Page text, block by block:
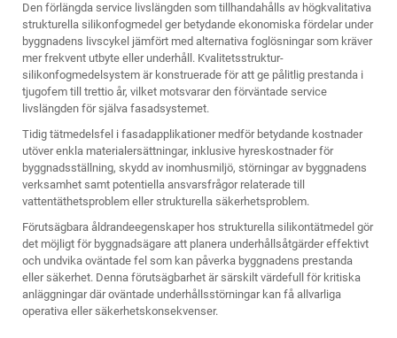
Den förlängda service livslängden som tillhandahålls av högkvalitativa
strukturella silikonfogmedel ger betydande ekonomiska fördelar under
byggnadens livscykel jämfört med alternativa foglösningar som kräver
mer frekvent utbyte eller underhåll. Kvalitetsstruktur-
silikonfogmedelsystem är konstruerade för att ge pålitlig prestanda i
tjugofem till trettio år, vilket motsvarar den förväntade service
livslängden för själva fasadsystemet.
Tidig tätmedelsfel i fasadapplikationer medför betydande kostnader
utöver enkla materialersättningar, inklusive hyreskostnader för
byggnadsställning, skydd av inomhusmiljö, störningar av byggnadens
verksamhet samt potentiella ansvarsfrågor relaterade till
vattentäthetsproblem eller strukturella säkerhetsproblem.
Förutsägbara åldrandeegenskaper hos strukturella silikontätmedel gör
det möjligt för byggnadsägare att planera underhållsåtgärder effektivt
och undvika oväntade fel som kan påverka byggnadens prestanda
eller säkerhet. Denna förutsägbarhet är särskilt värdefull för kritiska
anläggningar där oväntade underhållsstörningar kan få allvarliga
operativa eller säkerhetskonsekvenser.